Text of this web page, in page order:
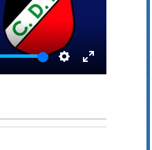
Settings
Enter